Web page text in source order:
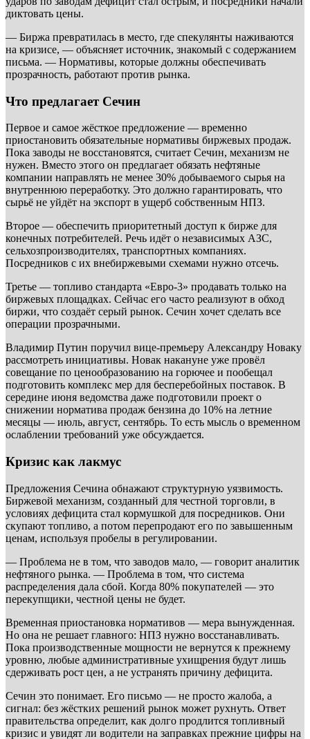
диктовать цены.
— Биржа превратилась в место, где спекулянты наживаются
на кризисе, — объясняет источник, знакомый с содержанием
письма. — Нормативы, которые должны обеспечивать
прозрачность, работают против рынка.
Что предлагает Сечин
Первое и самое жёсткое предложение — временно
приостановить обязательные нормативы биржевых продаж.
Пока заводы не восстановятся, считает Сечин, механизм не
нужен. Вместо этого он предлагает обязать нефтяные
компании направлять не менее 30% добываемого сырья на
внутреннюю переработку. Это должно гарантировать, что
сырьё не уйдёт на экспорт в ущерб собственным НПЗ.
Второе — обеспечить приоритетный доступ к бирже для
конечных потребителей. Речь идёт о независимых АЗС,
сельхозпроизводителях, транспортных компаниях.
Посредников с их внебиржевыми схемами нужно отсечь.
Третье — топливо стандарта «Евро-3» продавать только на
биржевых площадках. Сейчас его часто реализуют в обход
биржи, что создаёт серый рынок. Сечин хочет сделать все
операции прозрачными.
Владимир Путин поручил вице-премьеру Александру Новаку
рассмотреть инициативы. Новак накануне уже провёл
совещание по ценообразованию на горючее и пообещал
подготовить комплекс мер для бесперебойных поставок. В
середине июня ведомства даже подготовили проект о
снижении норматива продаж бензина до 10% на летние
месяцы — июль, август, сентябрь. То есть мысль о временном
ослаблении требований уже обсуждается.
Кризис как лакмус
Предложения Сечина обнажают структурную уязвимость.
Биржевой механизм, созданный для честной торговли, в
условиях дефицита стал кормушкой для посредников. Они
скупают топливо, а потом перепродают его по завышенным
ценам, используя пробелы в регулировании.
— Проблема не в том, что заводов мало, — говорит аналитик
нефтяного рынка. — Проблема в том, что система
распределения дала сбой. Когда 80% покупателей — это
перекупщики, честной цены не будет.
Временная приостановка нормативов — мера вынужденная.
Но она не решает главного: НПЗ нужно восстанавливать.
Пока производственные мощности не вернутся к прежнему
уровню, любые административные ухищрения будут лишь
сдерживать рост цен, а не устранять причину дефицита.
Сечин это понимает. Его письмо — не просто жалоба, а
сигнал: без жёстких решений рынок может рухнуть. Ответ
правительства определит, как долго продлится топливный
кризис и увидят ли водители на заправках прежние цифры на